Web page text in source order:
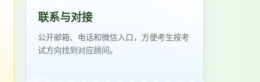
联系与对接
公开邮箱、电话和微信入口，方便考生按考
试方向找到对应顾问。